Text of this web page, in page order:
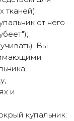
тканей);
от него
Вы
и
купальник: